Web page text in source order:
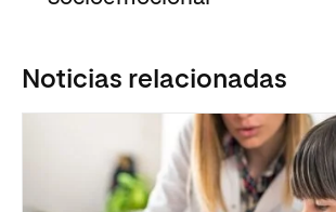
Noticias relacionadas